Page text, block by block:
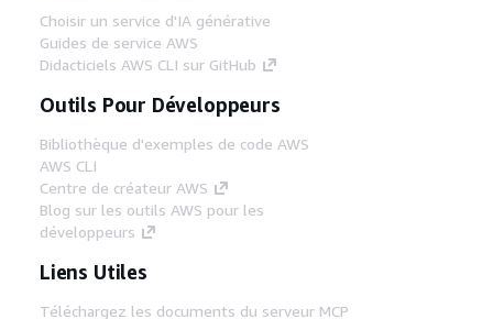
Choisir un service d'IA générative
Guides de service AWS
Didacticiels AWS CLI sur GitHub
Outils Pour Développeurs
Bibliothèque d'exemples de code AWS
AWS CLI
Centre de créateur AWS
Blog sur les outils AWS pour les
développeurs
Liens Utiles
Téléchargez les documents du serveur MCP